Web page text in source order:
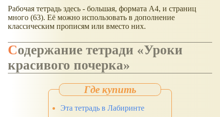
Рабочая тетрадь здесь - большая, формата А4, и страниц
много (63). Её можно использовать в дополнение
классическим прописям или вместо них.
Содержание тетради «Уроки
красивого почерка»
Эта тетрадь в Лабиринте